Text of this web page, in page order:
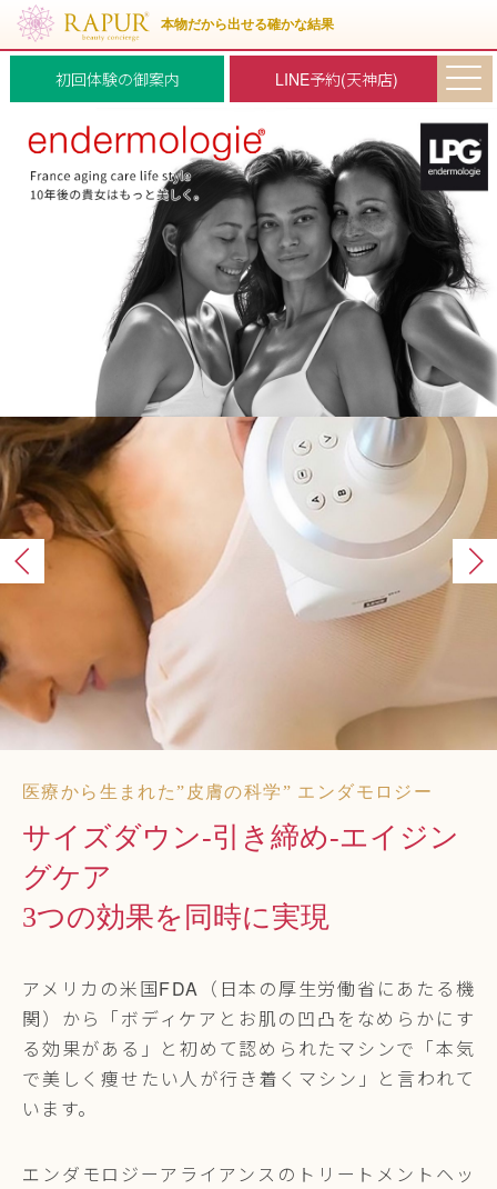
医療から生まれた”皮膚の科学” エンダモロジー
サイズダウン-引き締め-エイジン
グケア
3つの効果を同時に実現
アメリカの米国FDA（日本の厚生労働省にあたる機
関）から「ボディケアとお肌の凹凸をなめらかにす
る効果がある」と初めて認められたマシンで「本気
で美しく痩せたい人が行き着くマシン」と言われて
います。
エンダモロジーアライアンスのトリートメントヘッ
初回体験の御案内 LINE予約(天神店)